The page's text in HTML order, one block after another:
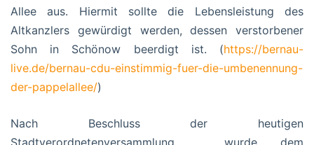
Allee aus. Hiermit sollte die Lebensleistung des
Altkanzlers gewürdigt werden, dessen verstorbener
Sohn in Schönow beerdigt ist. (https://bernau-
live.de/bernau-cdu-einstimmig-fuer-die-umbenennung-
der-pappelallee/)
Nach Beschluss der heutigen
Stadtverordnetenversammlung, wurde dem